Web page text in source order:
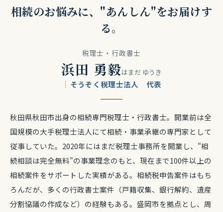
相続のお悩みに、"あんしん"をお届けす
る。
税理士・行政書士
浜田 勇毅はまだ ゆうき
そうぞく税理士法人 代表
秋田県秋田市出身の相続専門税理士・行政書士。開業前は全
国規模の大手税理士法人にて相続・事業承継の専門家として
従事していた。2020年にはまだ税理士事務所を開業し、"相
続相談は完全無料"の事業理念のもと、現在まで100件以上の
相続案件をサポートした実績がある。相続税申告案件はもち
ろんだが、多くの行政書士案件（戸籍収集、銀行解約、遺産
分割協議の作成など）の経験もある。盛岡市を拠点とし、周